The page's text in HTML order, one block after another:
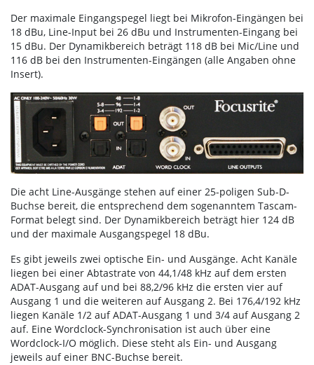
Der maximale Eingangspegel liegt bei Mikrofon-Eingängen bei
18 dBu, Line-Input bei 26 dBu und Instrumenten-Eingang bei
15 dBu. Der Dynamikbereich beträgt 118 dB bei Mic/Line und
116 dB bei den Instrumenten-Eingängen (alle Angaben ohne
Insert).
Die acht Line-Ausgänge stehen auf einer 25-poligen Sub-D-
Buchse bereit, die entsprechend dem sogenanntem Tascam-
Format belegt sind. Der Dynamikbereich beträgt hier 124 dB
und der maximale Ausgangspegel 18 dBu.
Es gibt jeweils zwei optische Ein- und Ausgänge. Acht Kanäle
liegen bei einer Abtastrate von 44,1/48 kHz auf dem ersten
ADAT-Ausgang auf und bei 88,2/96 kHz die ersten vier auf
Ausgang 1 und die weiteren auf Ausgang 2. Bei 176,4/192 kHz
liegen Kanäle 1/2 auf ADAT-Ausgang 1 und 3/4 auf Ausgang 2
auf. Eine Wordclock-Synchronisation ist auch über eine
Wordclock-I/O möglich. Diese steht als Ein- und Ausgang
jeweils auf einer BNC-Buchse bereit.